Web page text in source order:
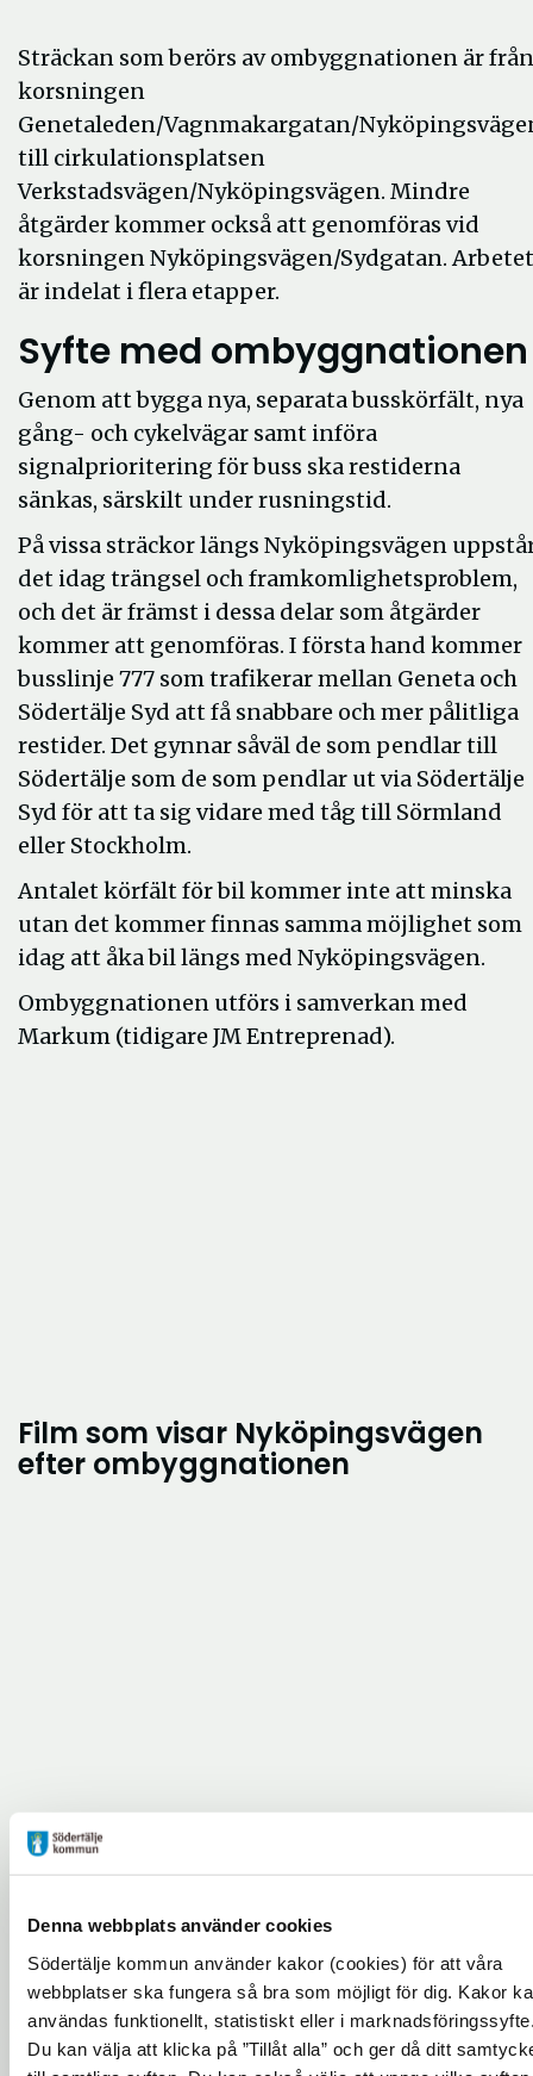
Denna webbplats använder cookies
Södertälje kommun använder kakor (cookies) för att våra
webbplatser ska fungera så bra som möjligt för dig. Kakor
användas funktionellt, statistiskt eller i
Du kan välja att klicka på ”Tillåt alla” och ger då ditt
Sträckan som berörs av ombyggnationen är från
korsningen
Genetaleden/Vagnmakargatan/
till cirkulationsplatsen
Verkstadsvägen/Nyköpingsvägen. Mindre
åtgärder kommer också att genomföras vid
korsningen Nyköpingsvägen/Sydgatan. Arbetet
är indelat i flera etapper.
Syfte med ombyggnationen
Genom att bygga nya, separata busskörfält, nya
gång- och cykelvägar samt införa
signalprioritering för buss ska restiderna
sänkas, särskilt under rusningstid.
På vissa sträckor längs Nyköpingsvägen
det idag trängsel och framkomlighetsproblem,
och det är främst i dessa delar som åtgärder
kommer att genomföras. I första hand kommer
busslinje 777 som trafikerar mellan Geneta och
Södertälje Syd att få snabbare och mer pålitliga
restider. Det gynnar såväl de som pendlar till
Södertälje som de som pendlar ut via Södertälje
Syd för att ta sig vidare med tåg till Sörmland
eller Stockholm.
Antalet körfält för bil kommer inte att minska
utan det kommer finnas samma möjlighet som
idag att åka bil längs med Nyköpingsvägen.
Ombyggnationen utförs i samverkan med
Markum (tidigare JM Entreprenad).
Film som visar Nyköpingsvägen
efter ombyggnationen
Tidplan
Ombyggnationen av Nyköpingsvägen
påbörjades i april 2025. Hela ombyggnationen
beräknas vara klar under 2027.
Arbetet uförs etappvis